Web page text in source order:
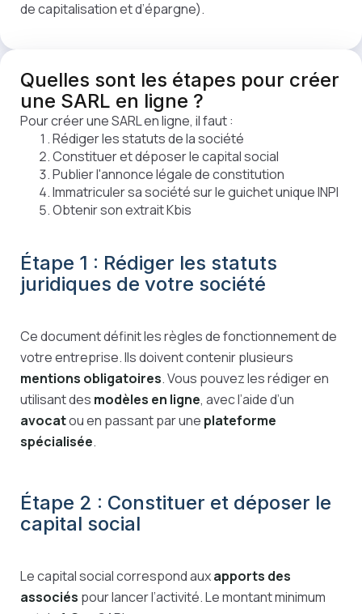
de capitalisation et d’épargne).
Quelles sont les étapes pour créer
une SARL en ligne ?
Pour créer une SARL en ligne, il faut :
Rédiger les statuts de la société
Constituer et déposer le capital social
Publier l'annonce légale de constitution
Immatriculer sa société sur le guichet unique INPI
Obtenir son extrait Kbis
Étape 1 : Rédiger les statuts
juridiques de votre société
Ce document définit les règles de fonctionnement de
votre entreprise. Ils doivent contenir plusieurs
mentions obligatoires. Vous pouvez les rédiger en
utilisant des modèles en ligne, avec l’aide d’un
avocatou en passant par une plateforme
spécialisée.
Étape 2 : Constituer et déposer le
capital social
Le capital social correspond auxapports des
associés pour lancer l’activité. Le montant minimum